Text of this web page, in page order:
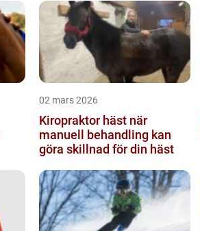
02 mars 2026
Kiropraktor häst när
manuell behandling kan
göra skillnad för din häst